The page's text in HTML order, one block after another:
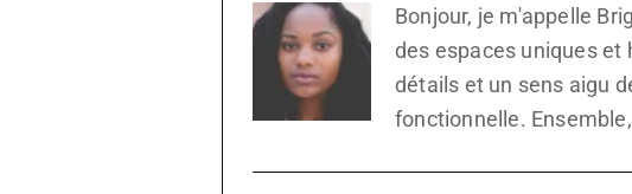
Bonjour, je m'appelle
des espaces uniques
détails et un sens aigu
fonctionnelle.